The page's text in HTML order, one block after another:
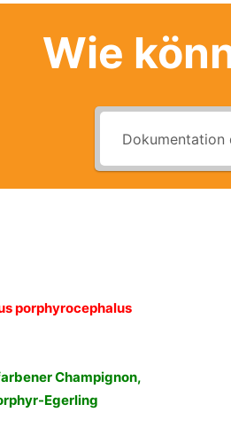
Wie
porphyrocephalus
Champignon,
Egerling